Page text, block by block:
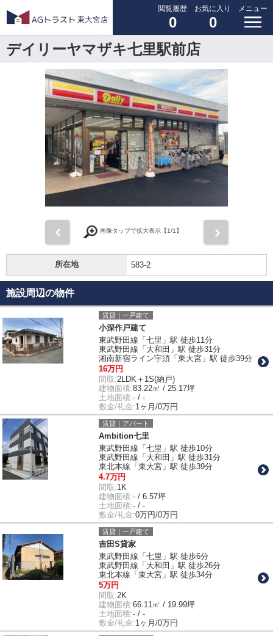
閲覧履歴
0
お気に入り
0
メニュー
デイリーヤマザキ七里駅前店
画像タップで拡大表示【1/1】
所在地 583-2
施設周辺の物件
賃貸｜一戸建て
小深作戸建て
東武野田線「七里」駅 徒歩11分
東武野田線「大和田」駅 徒歩31分
湘南新宿ライン宇須「東大宮」駅 徒歩39分
16万円
間取:2LDK＋1S(納戸)
建物面積:83.22㎡ / 25.17坪
土地面積:- / -
敷金/礼金:1ヶ月/0万円
賃貸｜アパート
Ambition七里
東武野田線「七里」駅 徒歩10分
東武野田線「大和田」駅 徒歩31分
東北本線「東大宮」駅 徒歩39分
4.7万円
間取:1K
建物面積:- / 6.57坪
土地面積:- / -
敷金/礼金:0万円/0万円
賃貸｜一戸建て
吉田S貸家
東武野田線「七里」駅 徒歩6分
東武野田線「大和田」駅 徒歩26分
東北本線「東大宮」駅 徒歩34分
5万円
間取:2K
建物面積:66.11㎡ / 19.99坪
土地面積:- / -
敷金/礼金:1ヶ月/0万円